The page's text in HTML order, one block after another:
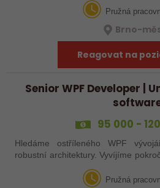
Pružná
Brno-
Reagovat na
Senior WPF Developer |
95 000 -
Hledáme ostříleného WPF
robustní architektury. Vyvíjíme
systémy a jednoduché…Pružná